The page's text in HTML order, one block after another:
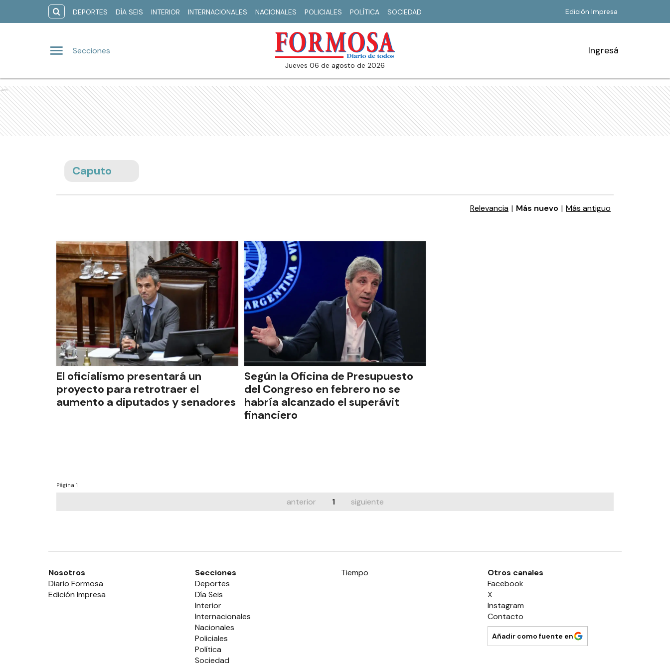
DEPORTES DÍA SEIS INTERIOR INTERNACIONALES NACIONALES POLICIALES POLÍTICA SOCIEDAD Edición Impresa
Secciones
jueves 06 de agosto de 2026
Ingresá
Ads
Caputo
Relevancia | Más nuevo | Más antiguo
El oficialismo presentará un
proyecto para retrotraer el
aumento a diputados y senadores
Según la Oficina de Presupuesto
del Congreso en febrero no se
habría alcanzado el superávit
financiero
Página 1
anterior 1 siguiente
Nosotros
Diario Formosa
Edición Impresa
Secciones
Deportes
Día Seis
Interior
Internacionales
Nacionales
Policiales
Política
Sociedad
Tiempo
Otros canales
Facebook
X
Instagram
Contacto
Añadir como fuente en